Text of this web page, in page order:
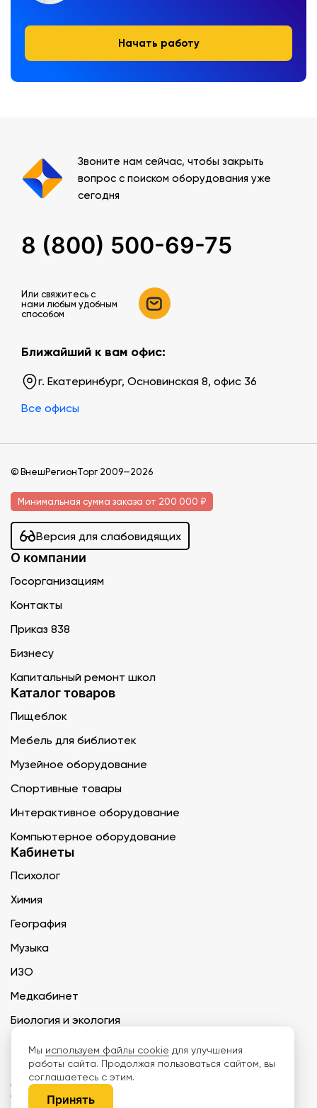
Начать работу
Звоните нам сейчас, чтобы закрыть
вопрос с поиском оборудования уже
сегодня
8 (800) 500-69-75
Или свяжитесь c
нами любым удобным
способом
Ближайший к вам офис:
г. Екатеринбург, Основинская 8, офис 36
Все офисы
© ВнешРегионТорг 2009—2026
Минимальная сумма заказа от 200 000 ₽
Версия для слабовидящих
О компании
Госорганизациям
Контакты
Приказ 838
Бизнесу
Капитальный ремонт школ
Каталог товаров
Пищеблок
Мебель для библиотек
Музейное оборудование
Спортивные товары
Интерактивное оборудование
Компьютерное оборудование
Кабинеты
Психолог
Химия
География
Музыка
ИЗО
Медкабинет
Биология и экология
Технология
ООО «Дети наше будущее» ИНН 6671165273 ОГРН 1216600030250 КПП
667101001 БИК 046577674
Мы используем файлы cookie для улучшения
работы сайта. Продолжая пользоваться сайтом, вы
соглашаетесь с этим.
Принять